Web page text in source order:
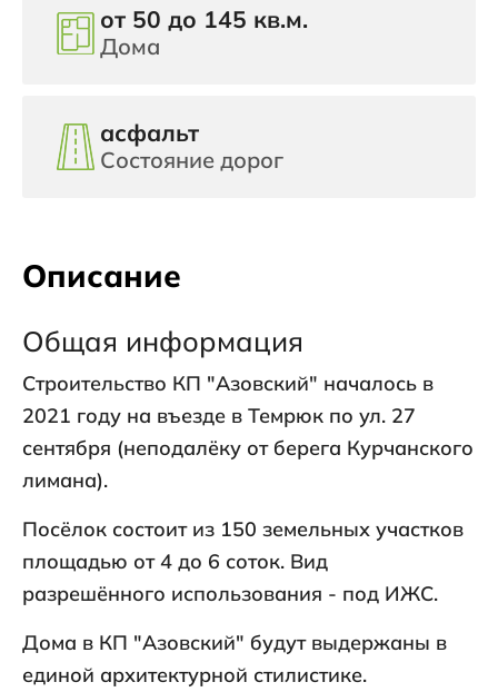
от 50 до 145 кв.м.
Дома
асфальт
Состояние дорог
Описание
Общая информация
Строительство КП "Азовский" началось в
2021 году на въезде в Темрюк по ул. 27
сентября (неподалёку от берега Курчанского
лимана).
Посёлок состоит из 150 земельных участков
площадью от 4 до 6 соток. Вид
разрешённого использования - под ИЖС.
Дома в КП "Азовский" будут выдержаны в
единой архитектурной стилистике.